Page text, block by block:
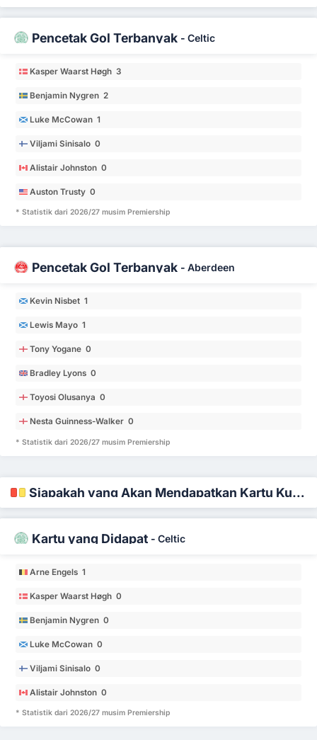
Pencetak Gol Terbanyak - Celtic
Kasper Waarst Høgh 3
Benjamin Nygren 2
Luke McCowan 1
Viljami Sinisalo 0
Alistair Johnston 0
Auston Trusty 0
* Statistik dari 2026/27 musim Premiership
Pencetak Gol Terbanyak - Aberdeen
Kevin Nisbet 1
Lewis Mayo 1
Tony Yogane 0
Bradley Lyons 0
Toyosi Olusanya 0
Nesta Guinness-Walker 0
* Statistik dari 2026/27 musim Premiership
Siapakah yang Akan Mendapatkan Kartu Kuning dan Merah
Kartu yang Didapat - Celtic
Arne Engels 1
Kasper Waarst Høgh 0
Benjamin Nygren 0
Luke McCowan 0
Viljami Sinisalo 0
Alistair Johnston 0
* Statistik dari 2026/27 musim Premiership